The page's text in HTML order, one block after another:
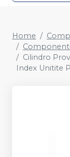
Home
Cilindro
Index Unitite